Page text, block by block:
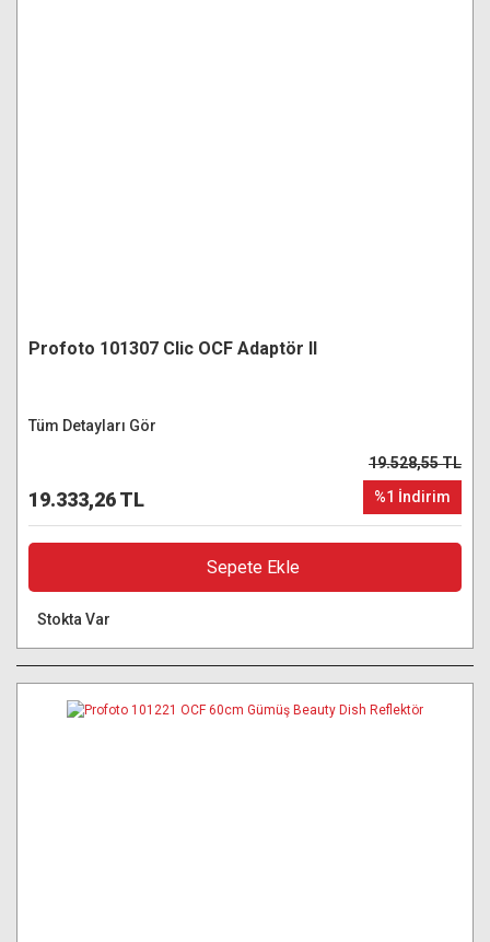
Profoto 101307 Clic OCF Adaptör II
Tüm Detayları Gör
19.333,26 TL
19.528,55 TL
%1 İndirim
Sepete Ekle
Stokta Var